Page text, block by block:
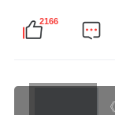
万元向洪英
2166